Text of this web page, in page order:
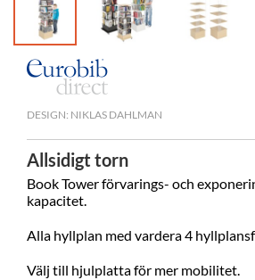
DESIGN: NIKLAS DAHLMAN
Allsidigt torn
Book Tower förvarings- och
kapacitet.
Alla hyllplan med vardera 4
Välj till hjulplatta för mer mobilitet.